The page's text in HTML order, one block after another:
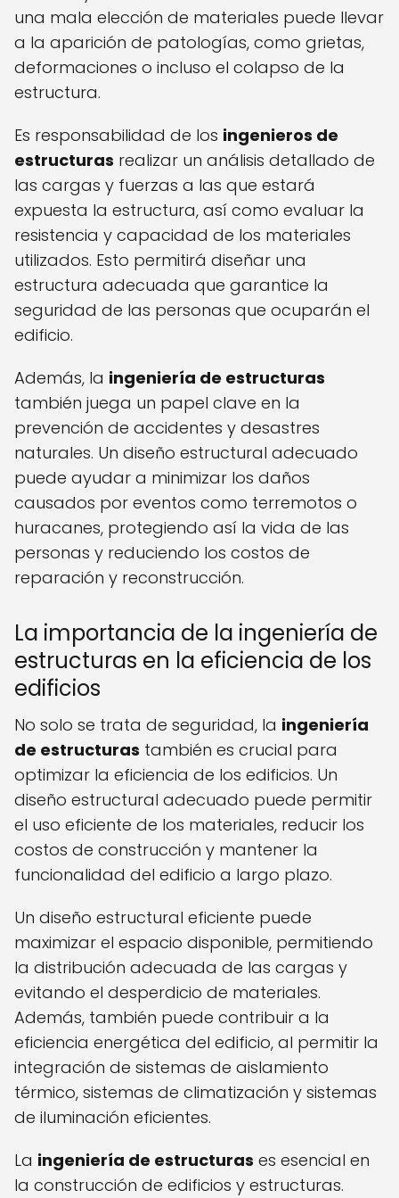
una mala elección de materiales puede llevar
a la aparición de patologías, como grietas,
deformaciones o incluso el colapso de la
estructura.
Es responsabilidad de los ingenieros de
estructuras realizar un análisis detallado de
las cargas y fuerzas a las que estará
expuesta la estructura, así como evaluar la
resistencia y capacidad de los materiales
utilizados. Esto permitirá diseñar una
estructura adecuada que garantice la
seguridad de las personas que ocuparán el
edificio.
Además, la ingeniería de estructuras
también juega un papel clave en la
prevención de accidentes y desastres
naturales. Un diseño estructural adecuado
puede ayudar a minimizar los daños
causados por eventos como terremotos o
huracanes, protegiendo así la vida de las
personas y reduciendo los costos de
reparación y reconstrucción.
La importancia de la ingeniería de
estructuras en la eficiencia de los
edificios
No solo se trata de seguridad, la ingeniería
de estructuras también es crucial para
optimizar la eficiencia de los edificios. Un
diseño estructural adecuado puede permitir
el uso eficiente de los materiales, reducir los
costos de construcción y mantener la
funcionalidad del edificio a largo plazo.
Un diseño estructural eficiente puede
maximizar el espacio disponible, permitiendo
la distribución adecuada de las cargas y
evitando el desperdicio de materiales.
Además, también puede contribuir a la
eficiencia energética del edificio, al permitir la
integración de sistemas de aislamiento
térmico, sistemas de climatización y sistemas
de iluminación eficientes.
La ingeniería de estructuras es esencial en
la construcción de edificios y estructuras.